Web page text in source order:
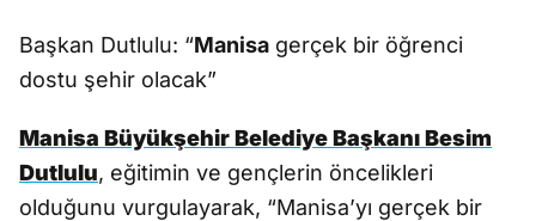
Başkan Dutlulu: “Manisa gerçek bir öğrenci
dostu şehir olacak”
Manisa Büyükşehir Belediye Başkanı Besim
Dutlulu, eğitimin ve gençlerin öncelikleri
olduğunu vurgulayarak, “Manisa’yı gerçek bir